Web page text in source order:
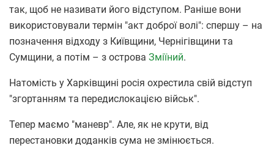
так, щоб не називати його відступом. Раніше вони
використовували термін "акт доброї волі": спершу – на
позначення відходу з Київщини, Чернігівщини та
Сумщини, а потім – з острова Зміїний.
Натомість у Харківщині росія охрестила свій відступ
"згортанням та передислокацією військ".
Тепер маємо "маневр". Але, як не крути, від
перестановки доданків сума не змінюється.